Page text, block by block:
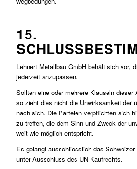
15.
Lehnert Metallbau GmbH behält sich vor,
jederzeit anzupassen.
Sollten eine oder mehrere Klauseln dieser
so zieht dies nicht die Unwirksamkeit der
nach sich. Die Parteien verpflichten sich
zu treffen, die dem Sinn und Zweck der
weit wie möglich entspricht.
Es gelangt ausschliesslich das Schweizer
unter Ausschluss des UN-Kaufrechts.